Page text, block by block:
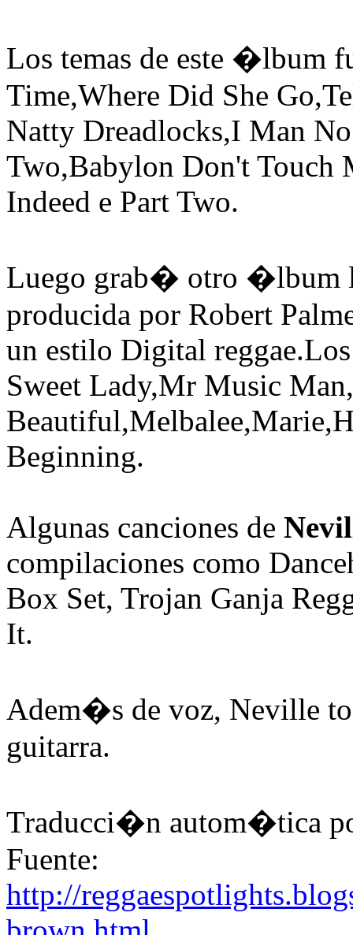
Los temas de este �lbum
Time,Where Did She
Natty Dreadlocks,I Man
Two,Babylon Don't Touch
Indeed e Part Two.
Luego grab� otro �lbum
producida por Robert
un estilo Digital
Sweet Lady,Mr Music
Beginning.
Algunas canciones de
compilaciones como
Box Set, Trojan Ganja
It.
Adem�s de voz, Neville
guitarra.
Traducci�n autom�tica
Fuente:
http://